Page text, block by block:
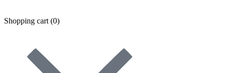
Shopping cart (0)